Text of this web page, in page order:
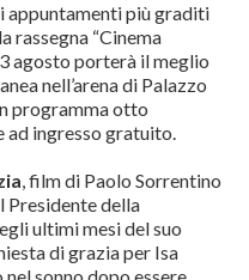
appuntamenti più graditi
rassegna “Cinema
agosto porterà il meglio
nell’arena di Palazzo
programma otto
ad ingresso gratuito.
, film di Paolo Sorrentino
Presidente della
ultimi mesi del suo
di grazia per Isa